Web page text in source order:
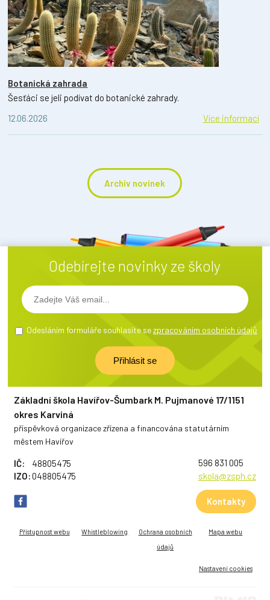
Botanická zahrada
Šesťáci se jeli podívat do botanické zahrady.
12.06.2026
Více informací
Archiv novinek
Odebírejte novinky ze školy
Odesláním formuláře souhlasíte sezpracováním osobních údajů
Základní škola Havířov-Šumbark M. Pujmanové 17/1151
okres Karviná
příspěvková organizace zřízena a financována statutárním
městem Havířov
IČ:
48805475
IZO:048805475
596 831 005
skola@zsph.cz
Kontakty
Přístupnost webu Whistleblowing
Ochrana osobních
údajů
Mapa webu
Nastavení cookies